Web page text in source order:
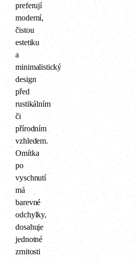
preferují
moderní,
čistou
estetiku
a
minimalistický
design
před
rustikálním
či
přírodním
vzhledem.
Omítka
po
vyschnutí
má
barevné
odchylky,
dosahuje
jednotné
zrnitosti